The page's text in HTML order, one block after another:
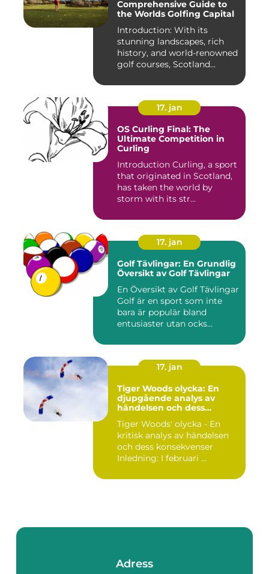
Comprehensive Guide to
the Worlds Golfing Capital
Introduction: With its
stunning landscapes, rich
history, and world-renowned
golf courses, Scotland...
17. jan
OS Curling Final: The
Ultimate Competition in
Curling
Introduction Curling, a sport
that originated in Scotland,
has taken the world by
storm with its str...
17. jan
Golf Tävlingar: En Grundlig
Översikt av Golf Tävlingar
En Översikt av Golf Tävlingar
Golf är en sport som inte
bara är populär bland
entusiaster utan ocks...
17. jan
Tiger Woods olycka: En
djupgående analys av
händelsen och dess
Tiger Woods' olycka - En
kritisk analys av händelsen
och dess konsekvenser
Inledning: I februari ...
Adress